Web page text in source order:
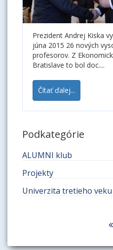
Prezident Andrej Kiska
júna 2015 26 nových
profesorov. Z
Bratislave to bol doc....
Čítať ďalej...
Podkategórie
ALUMNI klub
Projekty
Univerzita tretieho veku